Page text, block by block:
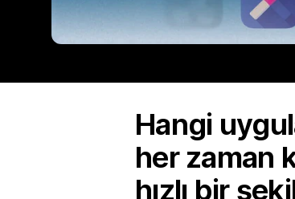
Hangi
her zaman
hızlı bir